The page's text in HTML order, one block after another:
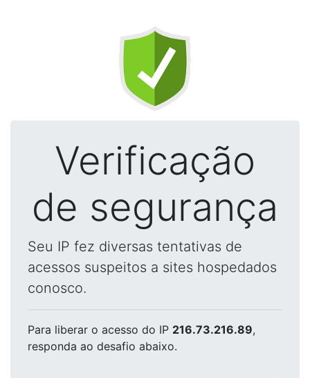
Verificação
de segurança
Seu IP fez diversas tentativas de
acessos suspeitos a sites hospedados
conosco.
Para liberar o acesso do IP 216.73.216.89,
responda ao desafio abaixo.